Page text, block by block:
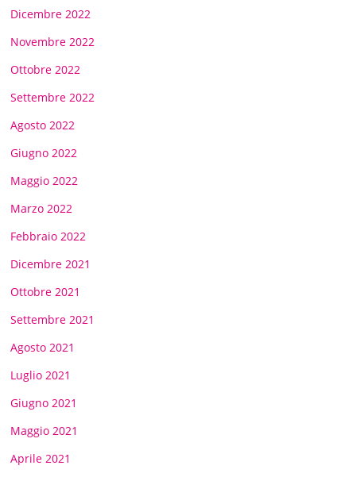
Dicembre 2022
Novembre 2022
Ottobre 2022
Settembre 2022
Agosto 2022
Giugno 2022
Maggio 2022
Marzo 2022
Febbraio 2022
Dicembre 2021
Ottobre 2021
Settembre 2021
Agosto 2021
Luglio 2021
Giugno 2021
Maggio 2021
Aprile 2021